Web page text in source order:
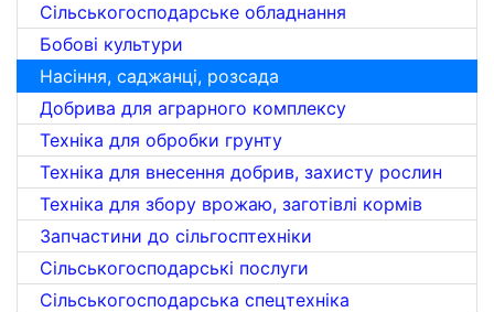
Сільськогосподарське обладнання
Бобові культури
Насіння, саджанці, розсада
Добрива для аграрного комплексу
Техніка для обробки грунту
Техніка для внесення добрив, захисту рослин
Техніка для збору врожаю, заготівлі кормів
Запчастини до сільгосптехніки
Сільськогосподарські послуги
Сільськогосподарська спецтехніка